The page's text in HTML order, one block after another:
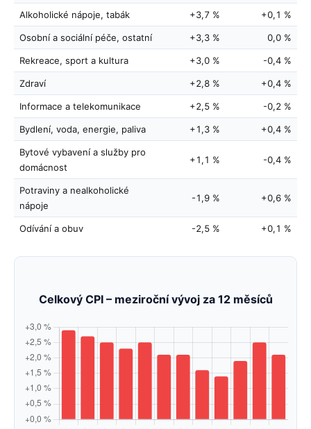
Alkoholické nápoje, tabák +3,7 % +0,1 %
Osobní a sociální péče, ostatní +3,3 % 0,0 %
Rekreace, sport a kultura +3,0 % -0,4 %
Zdraví +2,8 % +0,4 %
Informace a telekomunikace +2,5 % -0,2 %
Bydlení, voda, energie, paliva +1,3 % +0,4 %
Bytové vybavení a služby pro
domácnost
+1,1 % -0,4 %
Potraviny a nealkoholické
nápoje
-1,9 % +0,6 %
Odívání a obuv -2,5 % +0,1 %
Celkový CPI – meziroční vývoj za 12 měsíců